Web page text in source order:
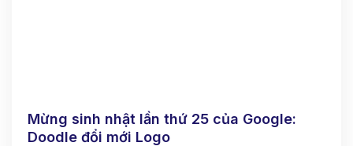
Mừng sinh nhật lần thứ 25 của Google:
Doodle đổi mới Logo